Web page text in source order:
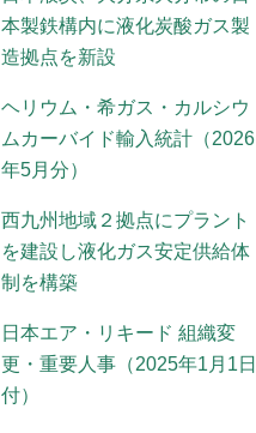
本製鉄構内に液化炭酸ガス製
造拠点を新設
ヘリウム・希ガス・カルシウ
ムカーバイド輸入統計（2026
年5月分）
西九州地域２拠点にプラント
を建設し液化ガス安定供給体
制を構築
日本エア・リキード 組織変
更・重要人事（2025年1月1日
付）